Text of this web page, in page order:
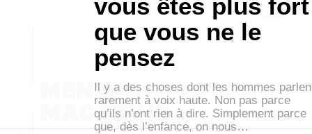
vous êtes plus fort
que vous ne le
pensez
Il y a des choses dont les hommes
rarement à voix haute. Non pas parce
qu’ils n’ont rien à dire. Simplement parce
que, dès l’enfance, on nous…